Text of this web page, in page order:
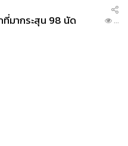
ที่มากระสุน 98 นัด
...